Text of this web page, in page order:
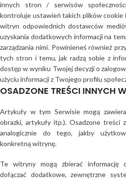
innych stron / serwisów
kontroluje ustawień takich plików cookie
witryn odpowiednich dostawców
uzyskania dodatkowych informacji na
zarządzania nimi. Powinieneś również
tych stron i temu, jak radzą sobie z
dostęp w wyniku Twojej decyzji o
użyciu informacji z Twojego profilu
OSADZONE TREŚCI INNYCH
Artykuły w tym Serwisie mogą
obrazki, artykuły itp.). Osadzone treści
analogicznie do tego, jakby
konkretną witrynę.
Te witryny mogą zbierać informację
dołączać dodatkowe, zewnętrzne